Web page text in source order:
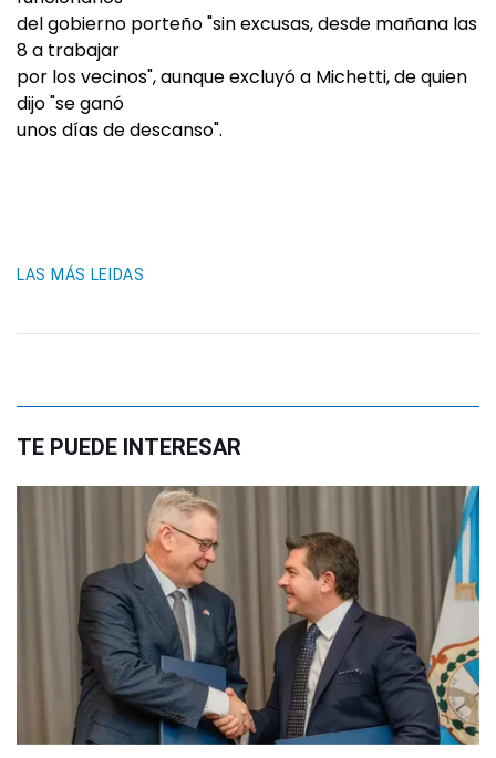
del gobierno porteño "sin excusas, desde mañana las
8 a trabajar
por los vecinos", aunque excluyó a Michetti, de quien
dijo "se ganó
unos días de descanso".
LAS MÁS LEIDAS
TE PUEDE INTERESAR